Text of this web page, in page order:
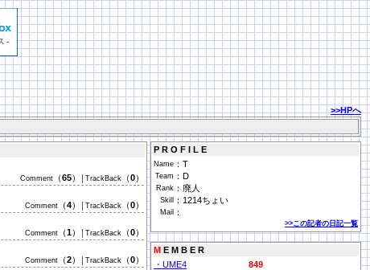
>>HPへ
Comment （65） │TrackBack （0）
Comment （4） │TrackBack （0）
Comment （1） │TrackBack （0）
Comment （2） │TrackBack （0）
P R O F I L E
Name ： T
Team ： D
Rank ： 廃人
Skill ： 1214ちょい
Mail ：
>>この記者の日記一覧
M E M B E R
・UME4
849